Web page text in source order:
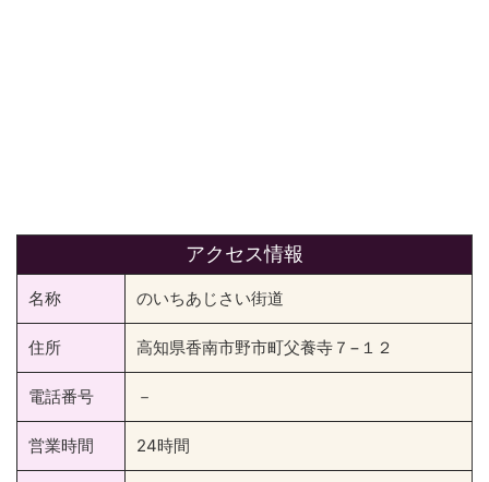
アクセス情報
名称 のいちあじさい街道
住所 高知県香南市野市町父養寺７−１２
電話番号 －
営業時間 24時間